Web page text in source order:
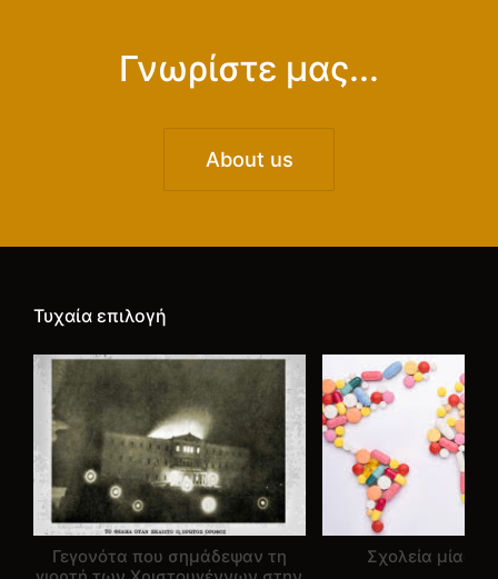
Γνωρίστε μας...
About us
Τυχαία επιλογή
Γεγονότα που σημάδεψαν τη
Σχολεία μίας